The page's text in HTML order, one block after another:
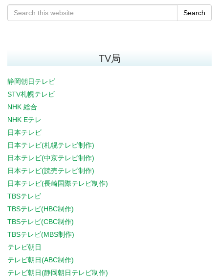
Search
TV局
静岡朝日テレビ
STV札幌テレビ
NHK 総合
NHK Eテレ
日本テレビ
日本テレビ(札幌テレビ制作)
日本テレビ(中京テレビ制作)
日本テレビ(読売テレビ制作)
日本テレビ(長崎国際テレビ制作)
TBSテレビ
TBSテレビ(HBC制作)
TBSテレビ(CBC制作)
TBSテレビ(MBS制作)
テレビ朝日
テレビ朝日(ABC制作)
テレビ朝日(静岡朝日テレビ制作)